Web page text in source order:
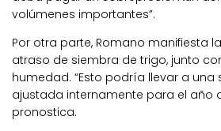
volúmenes importantes”.
Por otra parte, Romano manifiesta
atraso de siembra de trigo, junto
humedad. “Esto podría llevar a una
ajustada internamente para el año
pronostica.